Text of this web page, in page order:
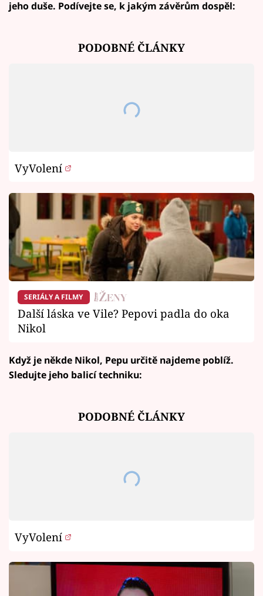
jeho duše. Podívejte se, k jakým závěrům dospěl:
PODOBNÉ ČLÁNKY
VyVolení
SERIÁLY A FILMY
Další láska ve Vile? Pepovi padla do oka
Nikol
Když je někde Nikol, Pepu určitě najdeme poblíž.
Sledujte jeho balicí techniku:
PODOBNÉ ČLÁNKY
VyVolení